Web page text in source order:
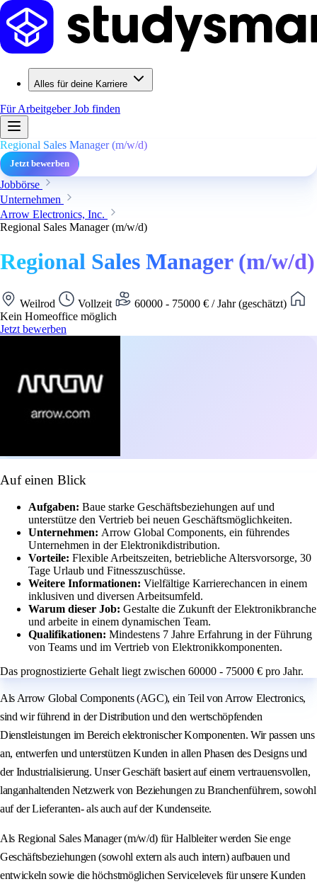
Alles für deine Karriere
Für ArbeitgeberJob finden
Regional Sales Manager (m/w/d)
Jetzt bewerben
Jobbörse
Unternehmen
Arrow Electronics, Inc.
Regional Sales Manager (m/w/d)
Regional Sales Manager (m/w/d)
Weilrod Vollzeit
60000 - 75000 € / Jahr (geschätzt)
Kein Homeoffice möglich
Jetzt bewerben
Auf einen Blick
Aufgaben: Baue starke Geschäftsbeziehungen auf und
unterstütze den Vertrieb bei neuen Geschäftsmöglichkeiten.
Unternehmen: Arrow Global Components, ein führendes
Unternehmen in der Elektronikdistribution.
Vorteile: Flexible Arbeitszeiten, betriebliche Altersvorsorge, 30
Tage Urlaub und Fitnesszuschüsse.
Weitere Informationen: Vielfältige Karrierechancen in einem
inklusiven und diversen Arbeitsumfeld.
Warum dieser Job: Gestalte die Zukunft der Elektronikbranche
und arbeite in einem dynamischen Team.
Qualifikationen: Mindestens 7 Jahre Erfahrung in der Führung
von Teams und im Vertrieb von Elektronikkomponenten.
Das prognostizierte Gehalt liegt zwischen 60000 - 75000 € pro Jahr.
Als Arrow Global Components (AGC), ein Teil von Arrow Electronics,
sind wir führend in der Distribution und den wertschöpfenden
Dienstleistungen im Bereich elektronischer Komponenten. Wir passen uns
an, entwerfen und unterstützen Kunden in allen Phasen des Designs und
der Industrialisierung. Unser Geschäft basiert auf einem vertrauensvollen,
langanhaltenden Netzwerk von Beziehungen zu Branchenführern, sowohl
auf der Lieferanten- als auch auf der Kundenseite.
Als Regional Sales Manager (m/w/d) für Halbleiter werden Sie enge
Geschäftsbeziehungen (sowohl extern als auch intern) aufbauen und
entwickeln sowie die höchstmöglichen Servicelevels für unsere Kunden